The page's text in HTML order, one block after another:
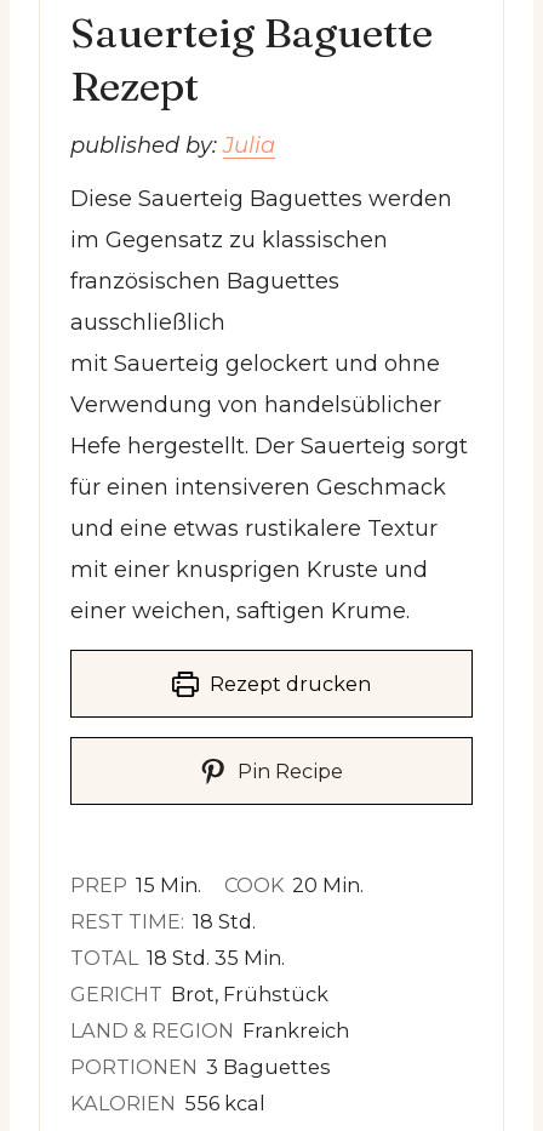
Sauerteig Baguette
Rezept
published by:Julia
Diese Sauerteig Baguettes werden
im Gegensatz zu klassischen
französischen Baguettes
ausschließlich
mit Sauerteig gelockert und ohne
Verwendung von handelsüblicher
Hefe hergestellt. Der Sauerteig sorgt
für einen intensiveren Geschmack
und eine etwas rustikalere Textur
mit einer knusprigen Kruste und
einer weichen, saftigen Krume.
Rezept drucken
Pin Recipe
PREP 15 Minuten
Min. COOK 20 Minuten
Min.
REST TIME: 18 Stunden
Std.
TOTAL 18 Stunden
Std. 35 Minuten
Min.
GERICHT Brot, Frühstück
LAND & REGION Frankreich
PORTIONEN 3 Baguettes
KALORIEN 556 kcal